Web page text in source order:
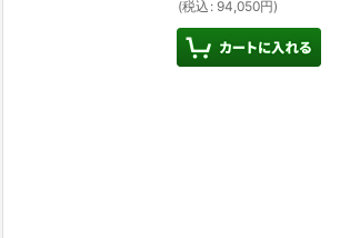
(税込 : 94,050円)